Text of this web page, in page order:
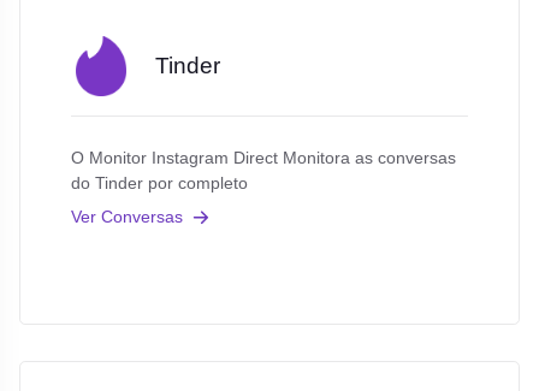
Tinder
O Monitor Instagram Direct Monitora as conversas
do Tinder por completo
Ver Conversas